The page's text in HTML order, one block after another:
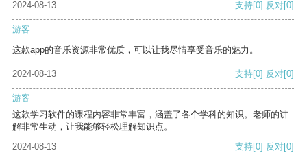
2024-08-13
支持[0] 反对[0]
游客
这款app的音乐资源非常优质，可以让我尽情享受音乐的魅力。
2024-08-13 支持[0] 反对[0]
游客
这款学习软件的课程内容非常丰富，涵盖了各个学科的知识。老师的讲
解非常生动，让我能够轻松理解知识点。
2024-08-13
支持[0] 反对[0]